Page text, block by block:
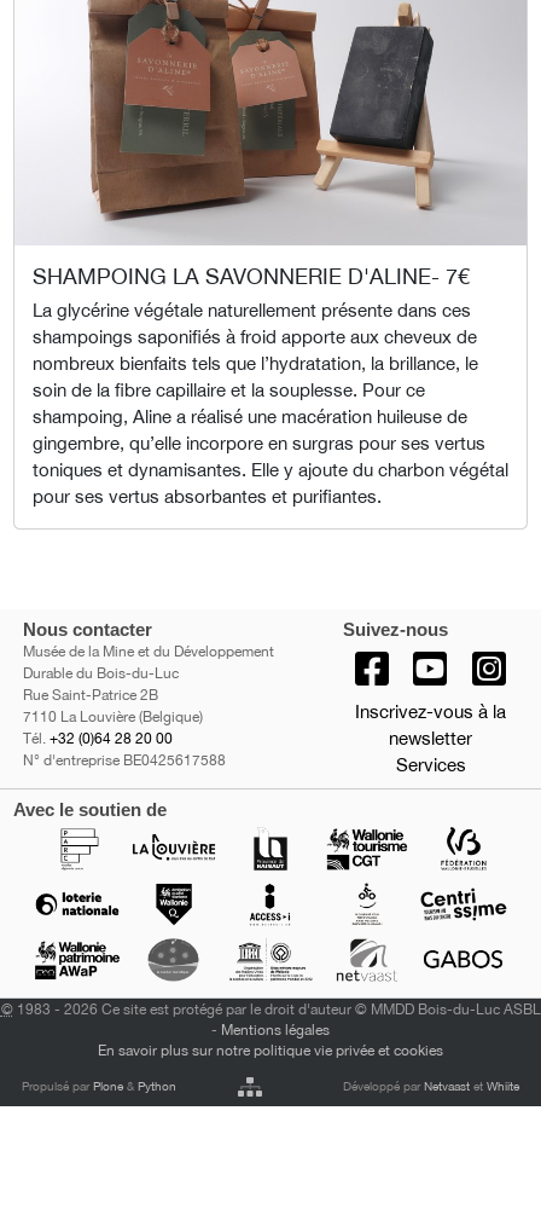
SHAMPOING LA SAVONNERIE D'ALINE- 7€
La glycérine végétale naturellement présente dans ces
shampoings saponifiés à froid apporte aux cheveux de
nombreux bienfaits tels que l’hydratation, la brillance, le
soin de la fibre capillaire et la souplesse. Pour ce
shampoing, Aline a réalisé une macération huileuse de
gingembre, qu’elle incorpore en surgras pour ses vertus
toniques et dynamisantes. Elle y ajoute du charbon végétal
pour ses vertus absorbantes et purifiantes.
Nous contacter
Musée de la Mine et du Développement
Durable du Bois-du-Luc
Rue Saint-Patrice 2B
7110 La Louvière (Belgique)
Tél. +32 (0)64 28 20 00
N° d'entreprise BE0425617588
Suivez-nous
Inscrivez-vous à la
newsletter
Services
Avec le soutien de
©1983 - 2026 Ce site est protégé par le droit d'auteur © MMDD Bois-du-Luc ASBL
- Mentions légales
En savoir plus sur notre politique vie privée et cookies
Propulsé parPlone &Python Développé parNetvaastet Whiite